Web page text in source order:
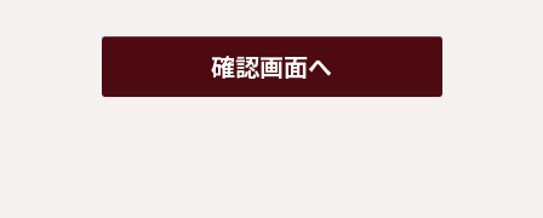
確認画面へ